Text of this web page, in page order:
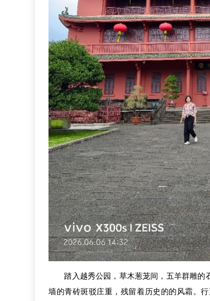
踏入越秀公园，草木葱茏间，五羊群雕的
墙的青砖斑驳庄重，残留着历史的的风霜。